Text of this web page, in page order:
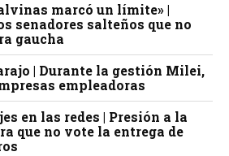
marcó un límite» |
senadores salteños que no
gaucha
| Durante la gestión Milei,
empleadoras
en las redes | Presión a la
que no vote la entrega de